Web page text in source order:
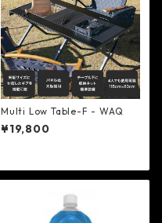
Multi Low Table-F - WAQ
¥19,800